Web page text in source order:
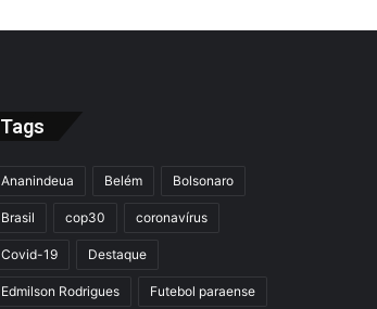
Tags
Ananindeua Belém Bolsonaro
Brasil cop30 coronavírus
Covid-19 Destaque
Edmilson Rodrigues Futebol paraense